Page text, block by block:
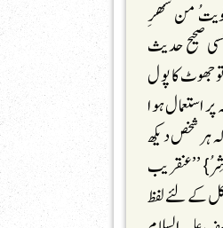
من شھرِ
صحیح حدیث
جھوٹ کا پول
استعمال ہوا
ہر شخص دیکھ
مَنِ الْکَذَّابُ الْأَشِرُ} ’’عنقریب
اور آنے والے کل کے لئے لفظ